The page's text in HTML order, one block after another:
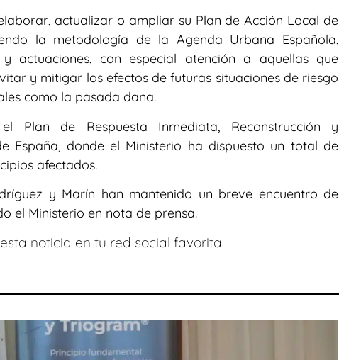
actualizar o ampliar su Plan de Acción Local de
la metodología de la Agenda Urbana Española,
actuaciones, con especial atención a aquellas que
y mitigar los efectos de futuras situaciones de riesgo
como la pasada dana.
Plan de Respuesta Inmediata, Reconstrucción y
España, donde el Ministerio ha dispuesto un total de
afectados.
y Marín han mantenido un breve encuentro de
el Ministerio en nota de prensa.
noticia en tu red social favorita